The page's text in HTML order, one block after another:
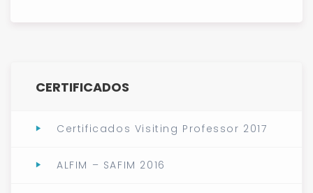
CERTIFICADOS
Certificados Visiting Professor 2017
ALFIM – SAFIM 2016